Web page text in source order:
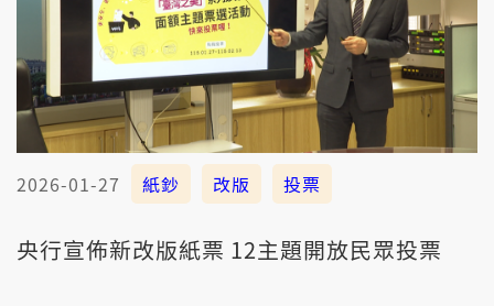
2026-01-27 紙鈔 改版 投票
央行宣佈新改版紙票 12主題開放民眾投票